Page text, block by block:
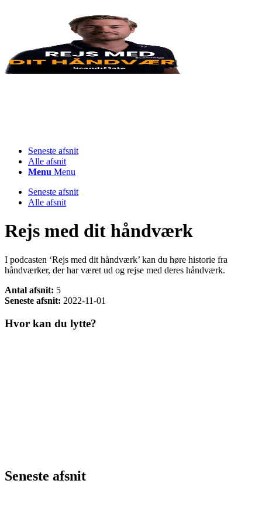
Seneste afsnit
Alle afsnit
Menu Menu
Seneste afsnit
Alle afsnit
Rejs med dit håndværk
I podcasten ‘Rejs med dit håndværk’ kan du høre historie fra
håndværker, der har været ud og rejse med deres håndværk.
Antal afsnit: 5
Seneste afsnit: 2022-11-01
Hvor kan du lytte?
Seneste afsnit